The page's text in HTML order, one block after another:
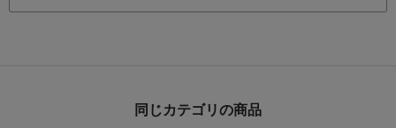
同じカテゴリの商品